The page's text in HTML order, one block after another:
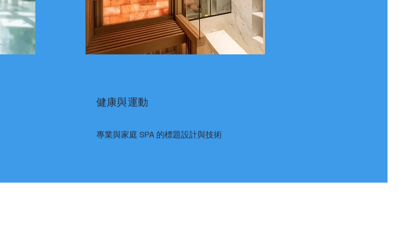
健康與運動
專業與家庭 SPA 的標題設計與技術